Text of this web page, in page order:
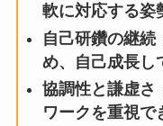
軟に対応する姿
自己研鑽の継続
め、自己成長し
協調性と謙虚さ
ワークを重視で